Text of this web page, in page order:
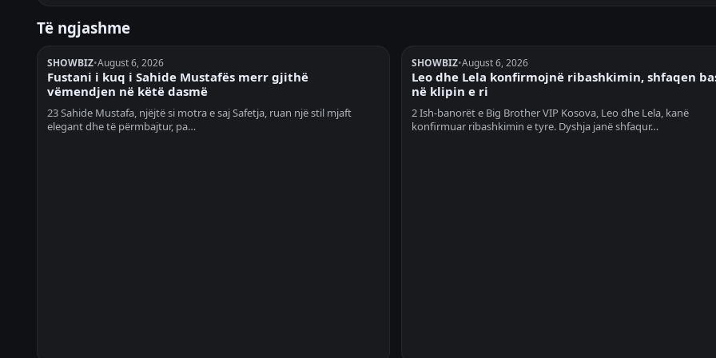
Të ngjashme
SHOWBIZ•August 6, 2026
Fustani i kuq i Sahide Mustafës merr gjithë
vëmendjen në këtë dasmë
23 Sahide Mustafa, njëjtë si motra e saj Safetja, ruan një stil mjaft
elegant dhe të përmbajtur, pa…
SHOWBIZ•August 6, 2026
Leo dhe Lela konfirmojnë ribashkimin, shfaqen
në klipin e ri
2 Ish-banorët e Big Brother VIP Kosova, Leo dhe Lela, kanë
konfirmuar ribashkimin e tyre. Dyshja janë shfaqur…